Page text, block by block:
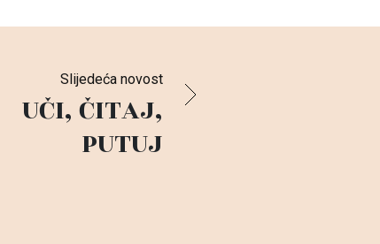
Slijedeća novost
UČI, ČITAJ,
PUTUJ